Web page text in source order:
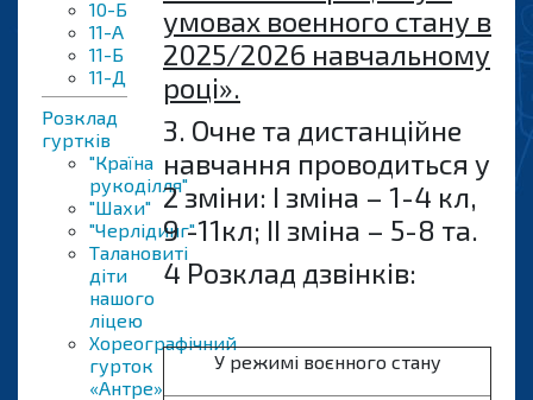
10-Б
11-А
11-Б
11-Д
Розклад
гуртків
"Країна
рукоділля"
"Шахи"
"Черлідинг"
Талановиті
діти
нашого
ліцею
Хореографічний
гурток
«Антре»
умовах военного стану в
2025/2026 навчальному
році».
3. Очне та дистанційне
навчання проводиться у
2 зміни: І зміна – 1-4 кл,
9 -11кл; ІІ зміна – 5-8 та.
4 Розклад дзвінків:
У режимі воєнного стану